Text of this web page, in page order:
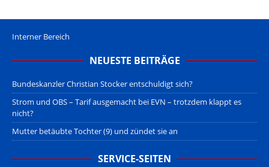
Interner Bereich
NEUESTE BEITRÄGE
Bundeskanzler Christian Stocker entschuldigt sich?
Strom und OBS – Tarif ausgemacht bei EVN – trotzdem klappt es
nicht?
Mutter betäubte Tochter (9) und zündet sie an
SERVICE-SEITEN